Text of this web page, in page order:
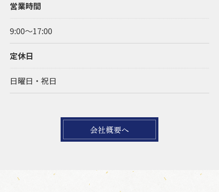
営業時間
9:00～17:00
定休日
日曜日・祝日
会社概要へ